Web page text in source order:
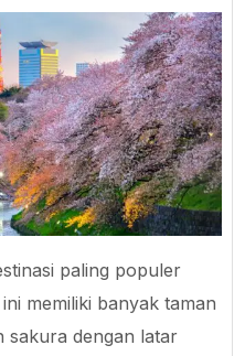
paling populer
memiliki banyak taman
sakura dengan latar